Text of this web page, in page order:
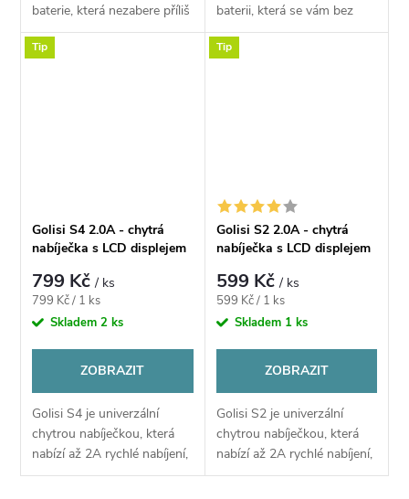
baterie, která nezabere příliš
místa a perfektně se tak
hodí, když někam cestujete
baterii, která se vám bez
problému vejde do tašky,
perfektně se tak hodí, když
Tip
Golisi S4 2.0A - chytrá
nabíječka s LCD displejem
799 Kč/ ks
Měrná
cena:
799 Kč / 1 ks
Skladem2 ks
ZOBRAZIT
Golisi S4 je univerzální
chytrou nabíječkou, která
nabízí až 2A rychlé nabíjení,
sérii ochran a velký
Tip
Golisi S2 2.0A - chytrá
nabíječka s LCD displejem
599 Kč/ ks
Měrná
cena:
599 Kč / 1 ks
Skladem 1 ks
ZOBRAZIT
Golisi S2 je univerzální
chytrou nabíječkou, která
nabízí až 2A rychlé nabíjení,
sérii ochran a velký